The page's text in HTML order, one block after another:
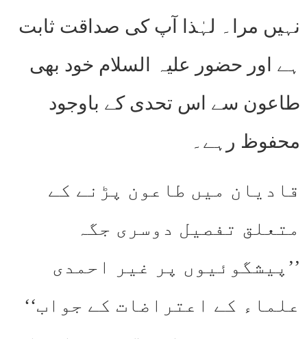
نہیں مرا۔ لہٰذا آپ کی صداقت ثابت
ہے اور حضور علیہ السلام خود بھی
طاعون سے اس تحدی کے باوجود
محفوظ رہے۔
قادیان میں طاعون پڑنے کے
متعلق تفصیل دوسری جگہ
’’پیشگوئیوں پر غیر احمدی
علماء کے اعتراضات کے جواب‘‘